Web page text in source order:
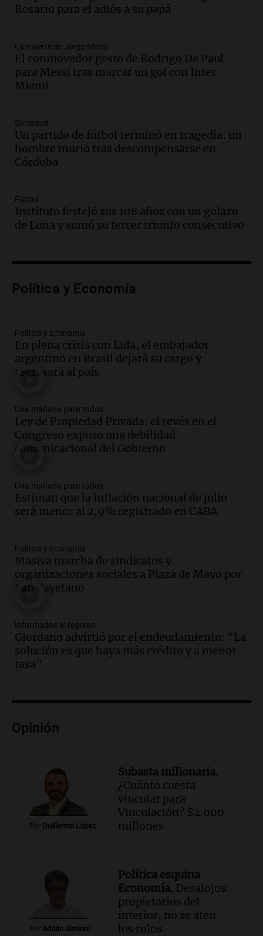
Rosario para acompañar a su familia
Episodios
Audio.Ley de Propiedad Privada: el revés
en el Congreso expuso una debilidad
comunicacional del Gobierno
Episodios
Audio.Casabindo se prepara para una
celebración única: 30.000 turistas y el
tradicional Toreo de la Vincha
Audio.Borges, abogada de Pourrain:
"Tres hombres se lo llevaron para
hacerle preguntas y nunca regresó"
Episodios
metros del río Suquía y retiraron hasta
Episodios
Audio.La historia de la servilleta que
firmó Jorge Messi para el primer
contrato de Leo con Barcelona
Audio.Joan Gaspart: "Sin Jorge, no sé si
Messi hubiera llegado adonde llegó"
Una mañana para todos
Audio.El orgullo y el sueño argentino de
Jorge Messi en una entrevista con Rony
Vargas en 2007
Audio.El abuelo de Agostina Vega, tras
las nuevas detenciones: "En esa casa
todos tenían algo que ver"
Audio.Una nutricionista derribó el mito
del desayuno ideal: qué alimentos
conviene priorizar
Audio.
Mateo, a los 25 años, lucha
contra el tiempo: necesita un trasplante
para poder seguir viviend
Una mañana para todos
Episodios
Una mañana para todos
Episodios
Altas Cumbres: rescataron a una
cabra que llevaba ocho días atrapada en
Rosario para el adiós a su papá
La muerte de Jorge Messi
El conmovedor gesto de Rodrigo De Paul
para Messi tras marcar un gol con Inter
Miami
Sociedad
Un partido de fútbol terminó en tragedia: un
hombre murió tras descompensarse en
Córdoba
Fútbol
Instituto festejó sus 108 años con un golazo
de Luna y sumó su tercer triunfo consecutivo
Política y Economía
Política y Economía
En plena crisis con Lula, el embajador
argentino en Brasil dejará su cargo y
regresará al país
Una mañana para todos
Ley de Propiedad Privada: el revés en el
Congreso expuso una debilidad
comunicacional del Gobierno
Una mañana para todos
Estiman que la inflación nacional de julio
será menor al 2,9% registrado en CABA
Política y Economía
Masiva marcha de sindicatos y
organizaciones sociales a Plaza de Mayo por
San Cayetano
Informados al regreso
Giordano advirtió por el endeudamiento: "La
solución es que haya más crédito y a menor
tasa"
Opinión
Por Guillermo López
Subasta millonaria.
¿Cuánto cuesta
vincular para
Vinculación? $2.000
millones
Por Adrián Simioni
Política esquina
Economía. Desalojos:
propietarios del
interior, no se aten
los rulos